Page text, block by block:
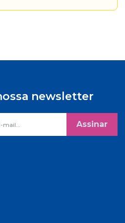
newsletter
Assinar